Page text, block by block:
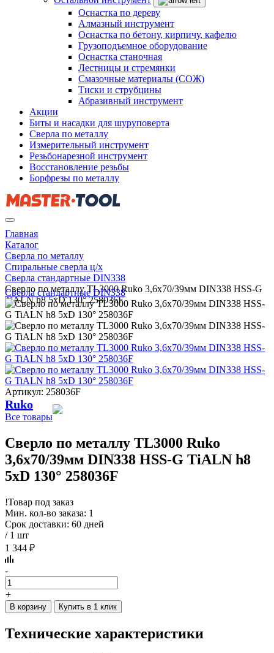
Оснастка по дереву
Алмазный инструмент
Оснастка по бетону, кирпичу, кафелю
Грузоподъемное оборудование
Оснастка станочная
Лестницы и стремянки
Смазочные материалы (СОЖ)
Тиски и струбцины
Абразивный инструмент
Акции
Биты и насадки для шуруповерта
Сверла по металлу
Измерительный инструмент
Резьбонарезной инструмент
Восстановление резьбы
Борфрезы по металлу
Главная
Каталог
Сверла по металлу
Спиральные сверла ц/х
Сверла стандартные DIN338
Сверло по металлу TL3000 Ruko 3,6x70/39мм DIN338 HSS-G
TiALN h8 5xD 130° 258036F
Сверла стандартные DIN338
Артикул: 258036F
Ruko
Все товары
Сверло по металлу TL3000 Ruko
3,6x70/39мм DIN338 HSS-G TiALN h8
5xD 130° 258036F
!Товар под заказ
Мин. кол-во заказа: 1
Срок доставки: 60 дней
/ 1 шт
1 344 ₽
-
+
В корзину Купить в 1 клик
Технические характеристики